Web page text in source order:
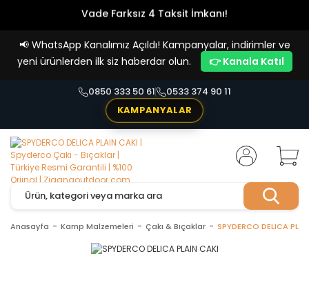
Vade Farksız 4 Taksit İmkanı!
📢 WhatsApp Kanalımız Açıldı! Kampanyalar, indirimler ve
yeni ürünlerden ilk siz haberdar olun.
👉 Kanala Katıl
0850 333 50 61
0533 374 90 11
KAMPANYALAR
Anasayfa Kamp Malzemeleri Çakı & Bıçaklar SPYDERCO DELICA